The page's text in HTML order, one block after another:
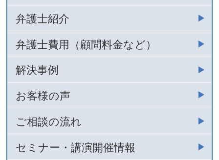
弁護士紹介
弁護士費用（顧問料金など）
解決事例
お客様の声
ご相談の流れ
セミナー・講演開催情報